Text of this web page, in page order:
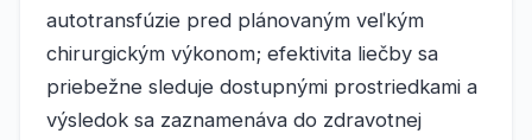
autotransfúzie pred plánovaným veľkým
chirurgickým výkonom; efektivita liečby sa
priebežne sleduje dostupnými prostriedkami a
výsledok sa zaznamenáva do zdravotnej